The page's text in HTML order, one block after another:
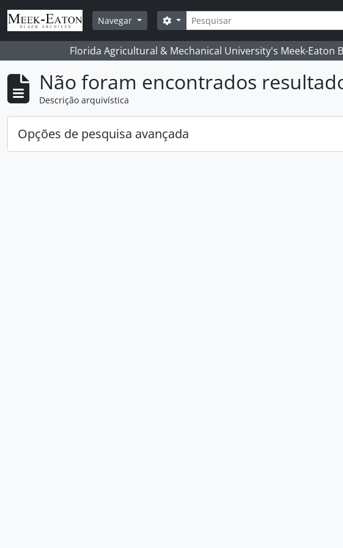
Skip to main content
Navegar
Pesquisar
Opções de busca
Florida Agricultural & Mechanical University's Meek-Eaton
Não foram encontrados
Descrição arquivística
Opções de pesquisa avançada